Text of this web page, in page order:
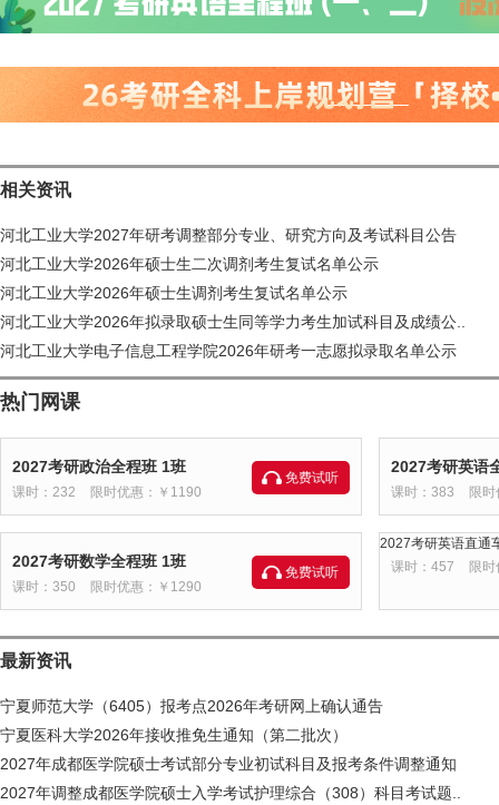
相关资讯
河北工业大学2027年研考调整部分专业、研究方向及考试科目公告
河北工业大学2026年硕士生二次调剂考生复试名单公示
河北工业大学2026年硕士生调剂考生复试名单公示
河北工业大学2026年拟录取硕士生同等学力考生加试科目及成绩公..
河北工业大学电子信息工程学院2026年研考一志愿拟录取名单公示
热门网课
2027考研政治全程班 1班
课时：232 限时优惠：￥1190
免费试听
2027考研英语
课时：383 限
2027考研数学全程班 1班
课时：350 限时优惠：￥1290
免费试听
2027考研英语直通
课时：457
限
最新资讯
宁夏师范大学（6405）报考点2026年考研网上确认通告
宁夏医科大学2026年接收推免生通知（第二批次）
2027年成都医学院硕士考试部分专业初试科目及报考条件调整通知
2027年调整成都医学院硕士入学考试护理综合（308）科目考试题..